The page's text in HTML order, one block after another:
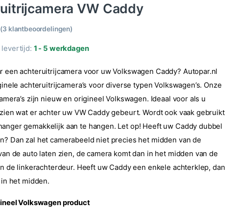
VW Caddy
(3 klantbeoordelingen)
levertijd: 1 - 5 werkdagen
een achteruitrijcamera voor uw Volkswagen Caddy? Autopar.nl
achteruitrijcamera’s voor diverse typen Volkswagen’s. Onze
zijn nieuw en origineel Volkswagen. Ideaal voor als u
wat er achter uw VW Caddy gebeurt. Wordt ook vaak gebruikt
gemakkelijk aan te hangen. Let op! Heeft uw Caddy dubbel
Dan zal het camerabeeld niet precies het midden van de
de auto laten zien, de camera komt dan in het midden van de
de linkerachterdeur. Heeft uw Caddy een enkele achterklep, dan
het midden.
Volkswagen product